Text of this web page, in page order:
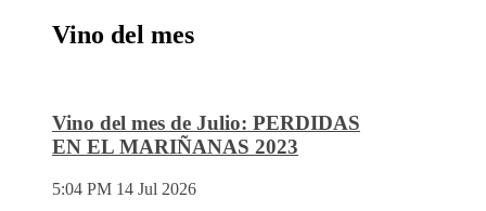
Vino del mes
Vino del mes de Julio: PERDIDAS
EN EL MARIÑANAS 2023
5:04 PM 14 Jul 2026